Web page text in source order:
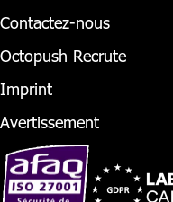
Contactez-nous
Octopush Recrute
Imprint
Avertissement